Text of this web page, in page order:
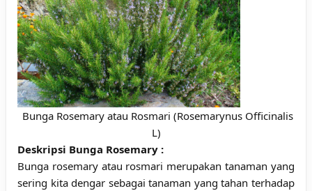
Bunga Rosemary atau Rosmari (Rosemarynus Officinalis
L)
Deskripsi Bunga Rosemary :
Bunga rosemary atau rosmari merupakan tanaman yang
sering kita dengar sebagai tanaman yang tahan terhadap